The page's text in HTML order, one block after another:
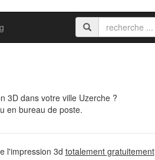
3D dans votre ville Uzerche ?
en bureau de poste.
l'impression 3d totalement gratuitement